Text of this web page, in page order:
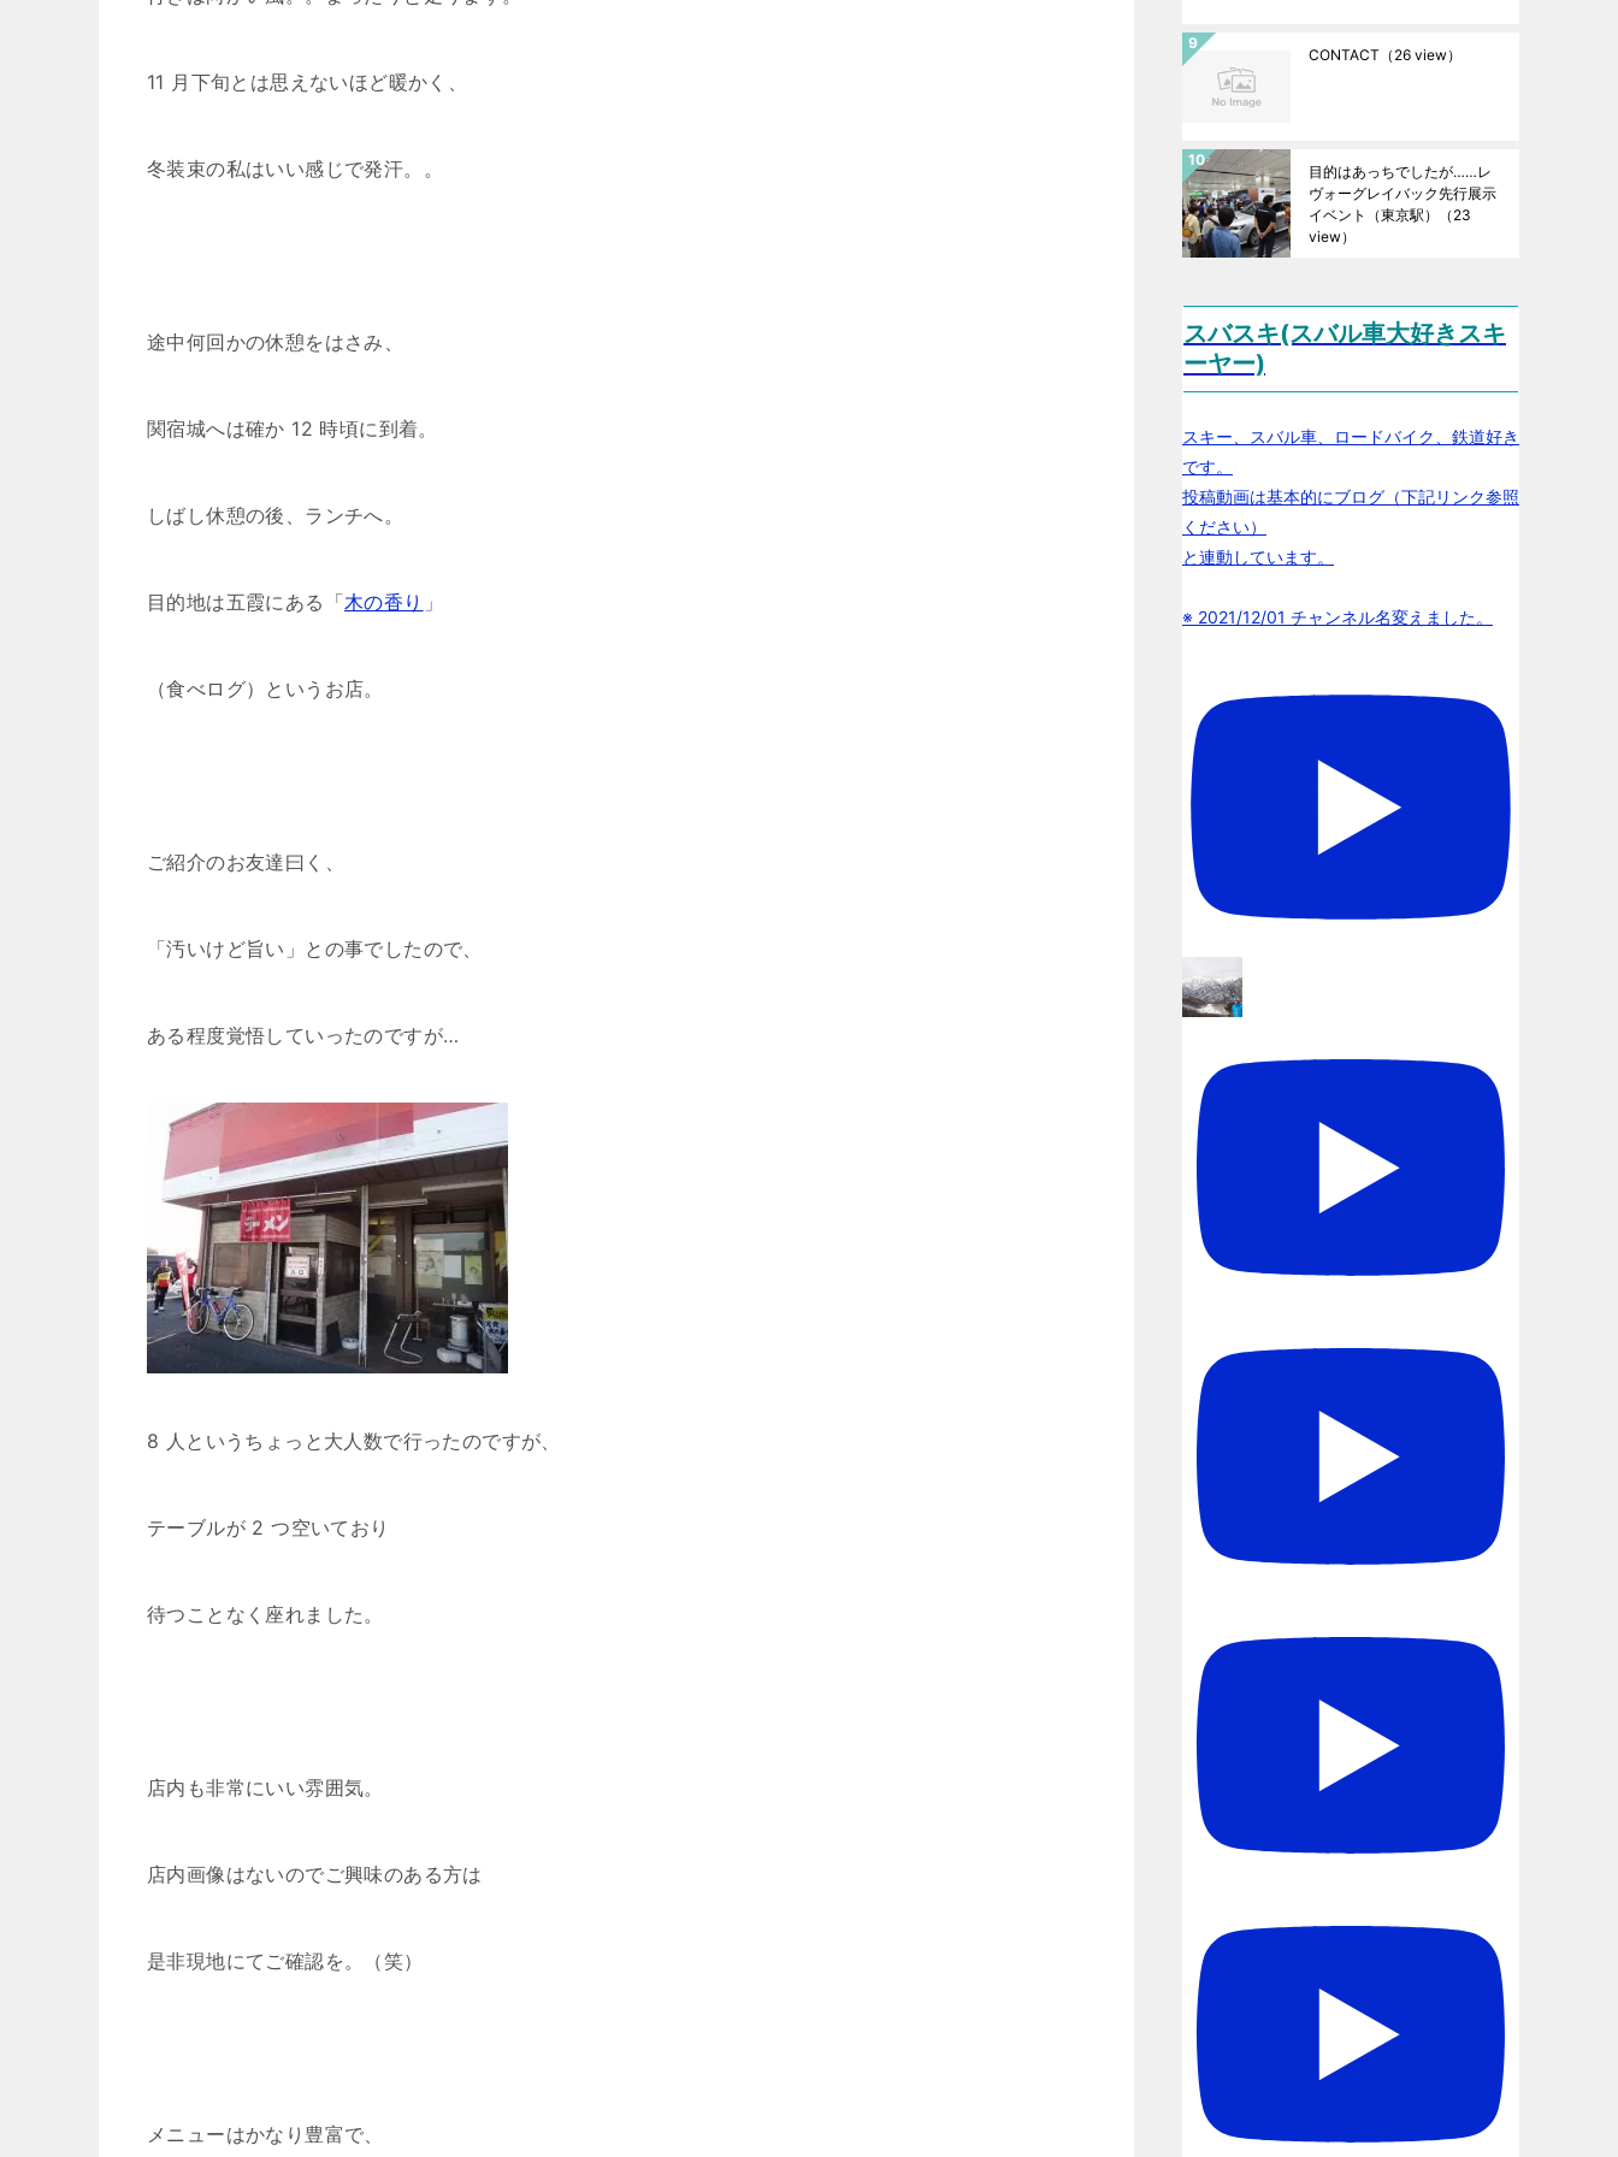
11 月下旬とは思えないほど暖かく、
冬装束の私はいい感じで発汗。。
途中何回かの休憩をはさみ、
関宿城へは確か 12 時頃に到着。
しばし休憩の後、ランチへ。
目的地は五霞にある「木の香り 」
（食べログ）というお店。
ご紹介のお友達曰く、
「汚いけど旨い」との事でしたので、
ある程度覚悟していったのですが…
8 人というちょっと大人数で行ったのですが、
テーブルが 2 つ空いており
待つことなく座れました。
店内も非常にいい雰囲気。
店内画像はないのでご興味のある方は
是非現地にてご確認を。（笑）
メニューはかなり豊富で、
CONTACT （26 view）
目的はあっちでしたが……レ
ヴォーグレイバック先行展示
イベント（東京駅）
（23
view）
スバスキ(スバル車大好きスキ
ーヤー)
スキー、スバル車、ロードバイク、鉄道好き
です。
投稿動画は基本的にブログ（下記リンク参照
ください）
と連動しています。
※ 2021/12/01 チャンネル名変えました。